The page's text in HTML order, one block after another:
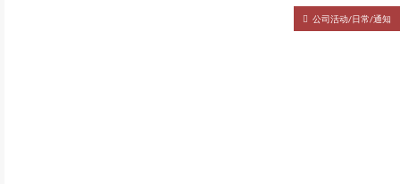
公司活动/日常/通知